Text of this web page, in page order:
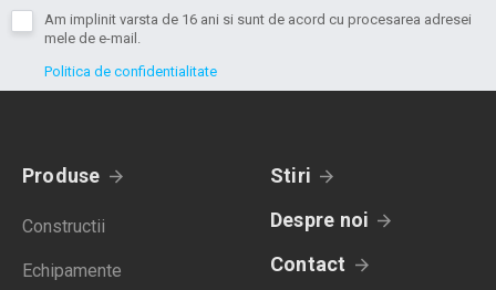
Am implinit varsta de 16 ani si sunt de acord cu procesarea adresei
mele de e-mail.
Politica de confidentialitate
Produse
Constructii
Echipamente
Stiri
Despre noi
Contact